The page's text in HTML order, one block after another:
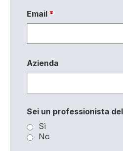
Email *
Azienda
Sei un professionista
Sì
No